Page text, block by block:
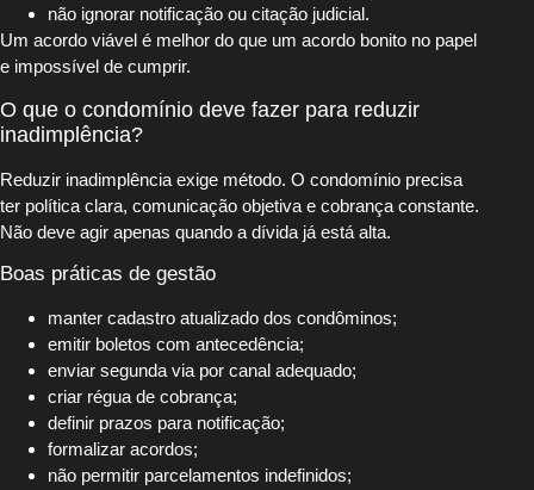
não ignorar notificação ou citação judicial.
Um acordo viável é melhor do que um acordo bonito no papel
e impossível de cumprir.
O que o condomínio deve fazer para reduzir
inadimplência?
Reduzir inadimplência exige método. O condomínio precisa
ter política clara, comunicação objetiva e cobrança constante.
Não deve agir apenas quando a dívida já está alta.
Boas práticas de gestão
manter cadastro atualizado dos condôminos;
emitir boletos com antecedência;
enviar segunda via por canal adequado;
criar régua de cobrança;
definir prazos para notificação;
formalizar acordos;
não permitir parcelamentos indefinidos;